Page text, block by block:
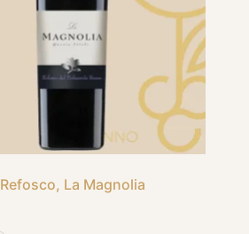
Refosco, La Magnolia